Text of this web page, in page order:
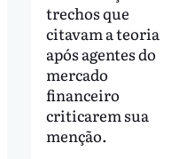
trechos que
citavam a teoria
após agentes do
mercado
financeiro
criticarem sua
menção.